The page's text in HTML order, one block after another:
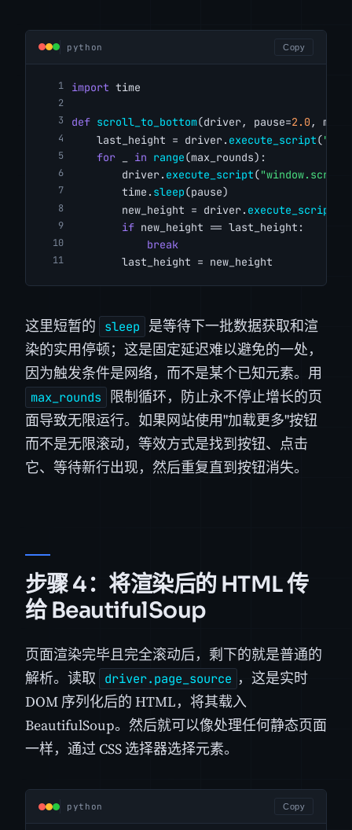
python Copy
import time
def scroll_to_bottom(driver, pause=2.0 ,
    last_height = driver.
execute_script(
for
in range(max_rounds):
        driver.
execute_script(
        time.
sleep(pause)
        new_height = driver.
execute_script
if new_height == last_height:
break
        last_height = new_height
这里短暂的 sleep
是等待下一批数据获取和渲
染的实用停顿；这是固定延迟难以避免的一处，
因为触发条件是网络，而不是某个已知元素。用
max_rounds
限制循环，防止永不停止增长的页
面导致无限运行。如果网站使用"加载更多"按钮
而不是无限滚动，等效方式是找到按钮、点击
它、等待新行出现，然后重复直到按钮消失。
步骤 4：将渲染后的 HTML 传
给 BeautifulSoup
页面渲染完毕且完全滚动后，剩下的就是普通的
解析。读取 driver.page_source ，这是实时
DOM 序列化后的 HTML，将其载入
BeautifulSoup。然后就可以像处理任何静态页面
一样，通过 CSS 选择器选择元素。
python Copy